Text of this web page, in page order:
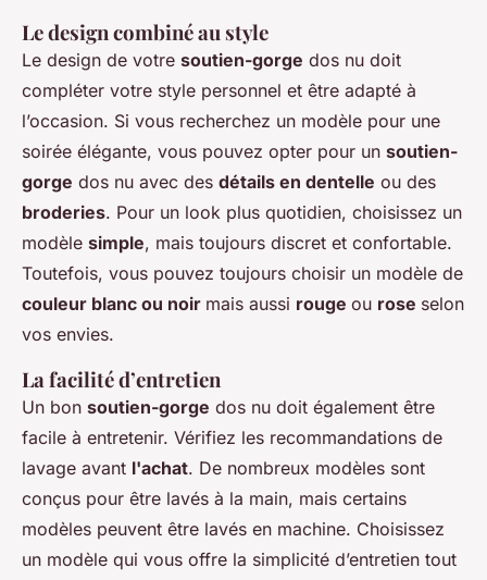
Le design combiné au style
Le design de votre soutien-gorge dos nu doit
compléter votre style personnel et être adapté à
l’occasion. Si vous recherchez un modèle pour une
soirée élégante, vous pouvez opter pour un soutien-
gorge dos nu avec des détails en dentelle ou des
broderies. Pour un look plus quotidien, choisissez un
modèle simple, mais toujours discret et confortable.
Toutefois, vous pouvez toujours choisir un modèle de
couleur blanc ou noir mais aussi rouge ou rose selon
vos envies.
La facilité d’entretien
Un bon soutien-gorge dos nu doit également être
facile à entretenir. Vérifiez les recommandations de
lavage avant l'achat. De nombreux modèles sont
conçus pour être lavés à la main, mais certains
modèles peuvent être lavés en machine. Choisissez
un modèle qui vous offre la simplicité d’entretien tout